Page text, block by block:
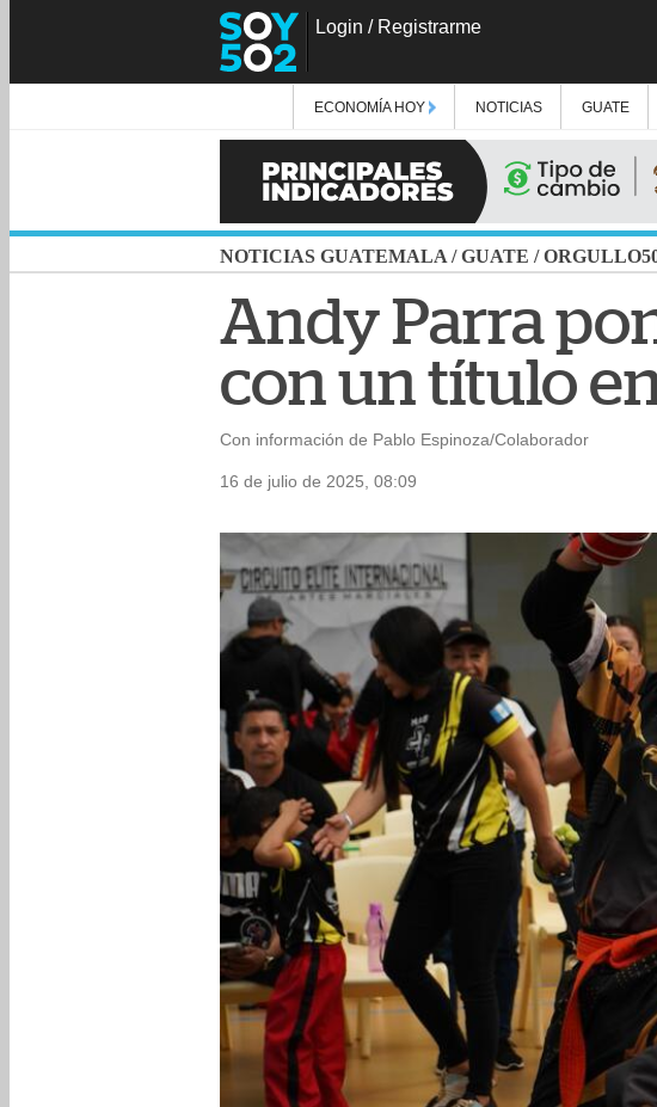
Login / Registrarme
ECONOMÍA HOY NOTICIAS GUATE
NOTICIAS GUATEMALA /GUATE /
Andy Parra
con un título
Con información de Pablo Espinoza/Colaborador
16 de julio de 2025, 08:09